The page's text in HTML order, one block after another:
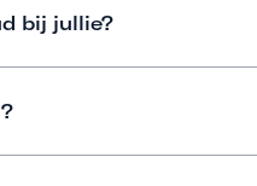
bij jullie?